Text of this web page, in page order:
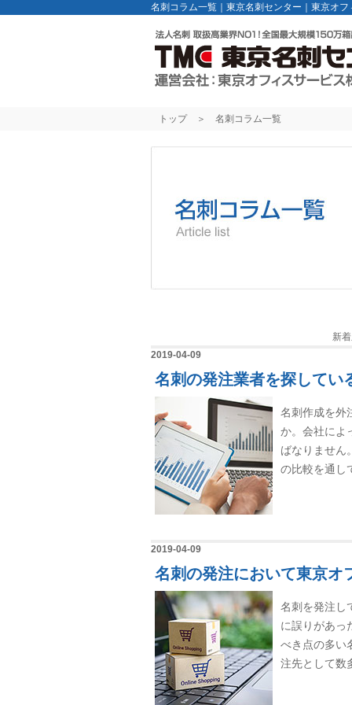
名刺コラム一覧｜東京名刺センター｜東京オフ
トップ＞ 名刺コラム一覧
新
2019-04-09
名刺の発注業者を探してい
名刺作成を外
か。会社によ
ばなりません
の比較を通し
2019-04-09
名刺の発注において東京オ
名刺を発注し
に誤りがあ
べき点の多い
注先として数